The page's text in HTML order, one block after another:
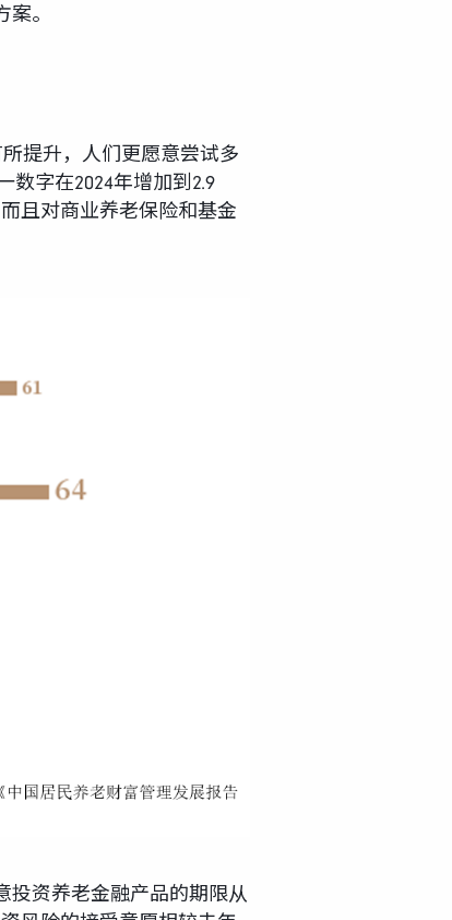
。
提升，人们更愿意尝试多
数字在2024年增加到2.9
且对商业养老保险和基金
投资养老金融产品的期限从